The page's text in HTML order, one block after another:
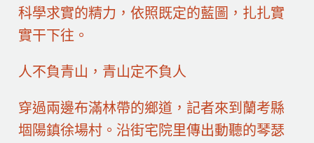
科學求實的精力，依照既定的藍圖，扎扎實
實干下往。
人不負青山，青山定不負人
穿過兩邊布滿林帶的鄉道，記者來到蘭考縣
堌陽鎮徐場村。沿街宅院里傳出動聽的琴瑟